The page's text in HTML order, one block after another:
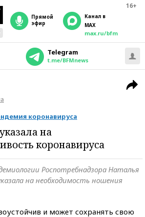
16+
прямой
эфир
Канал в
MAX
max.ru/bfm
Telegram
t.me/BFMnews
коронавируса
на
коронавируса
Роспотребнадзора Наталья
на необходимость ношения
и может сохранять свою